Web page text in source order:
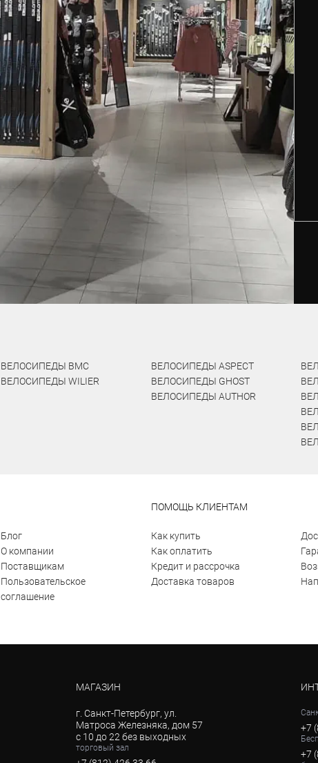
ВЕЛОСИПЕДЫ BMC
ВЕЛОСИПЕДЫ WILIER
ВЕЛОСИПЕДЫ ASPECT
ВЕЛОСИПЕДЫ GHOST
ВЕЛОСИПЕДЫ AUTHOR
Блог
О компании
Поставщикам
Пользовательское
соглашение
ПОМОЩЬ КЛИЕНТАМ
Как купить
Как оплатить
Кредит и рассрочка
Доставка товаров
МАГАЗИН
г. Санкт-Петербург, ул.
Матроса Железняка, дом 57
с 10 до 22 без выходных
торговый зал
+7
+7